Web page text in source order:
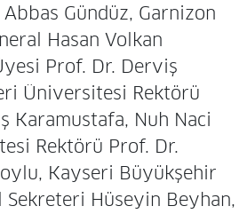
Abbas Gündüz, Garnizon
Hasan Volkan
Prof. Dr. Derviş
Üniversitesi Rektörü
Karamustafa, Nuh Naci
Rektörü Prof. Dr.
Kayseri Büyükşehir
Sekreteri Hüseyin Beyhan,